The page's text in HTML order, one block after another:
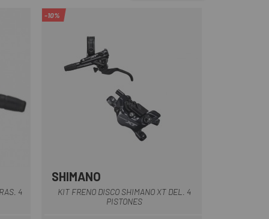
4
-10%
SHIMANO
KIT FRENO DISCO SHIMANO XT DEL. 4
PISTONES